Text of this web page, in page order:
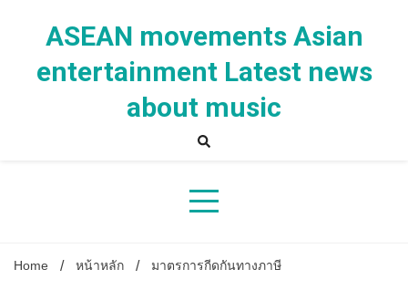
ASEAN movements Asian
entertainment Latest news
about music
Home หน้าหลัก มาตรการกีดกันทางภาษี